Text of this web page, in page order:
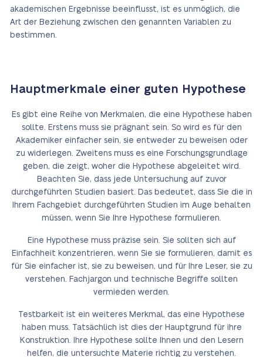
akademischen Ergebnisse beeinflusst, ist es unmöglich, die
Art der Beziehung zwischen den genannten Variablen zu
bestimmen.
Hauptmerkmale einer guten Hypothese
Es gibt eine Reihe von Merkmalen, die eine Hypothese haben
sollte. Erstens muss sie prägnant sein. So wird es für den
Akademiker einfacher sein, sie entweder zu beweisen oder
zu widerlegen. Zweitens muss es eine Forschungsgrundlage
geben, die zeigt, woher die Hypothese abgeleitet wird.
Beachten Sie, dass jede Untersuchung auf zuvor
durchgeführten Studien basiert. Das bedeutet, dass Sie die in
Ihrem Fachgebiet durchgeführten Studien im Auge behalten
müssen, wenn Sie Ihre Hypothese formulieren.
Eine Hypothese muss präzise sein. Sie sollten sich auf
Einfachheit konzentrieren, wenn Sie sie formulieren, damit es
für Sie einfacher ist, sie zu beweisen, und für Ihre Leser, sie zu
verstehen. Fachjargon und technische Begriffe sollten
vermieden werden.
Testbarkeit ist ein weiteres Merkmal, das eine Hypothese
haben muss. Tatsächlich ist dies der Hauptgrund für ihre
Konstruktion. Ihre Hypothese sollte Ihnen und den Lesern
helfen, die untersuchte Materie richtig zu verstehen.